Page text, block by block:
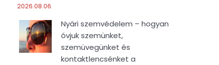
2026.08.06.
Nyári szemvédelem – hogyan
óvjuk szemünket,
szemüvegünket és
kontaktlencsénket a